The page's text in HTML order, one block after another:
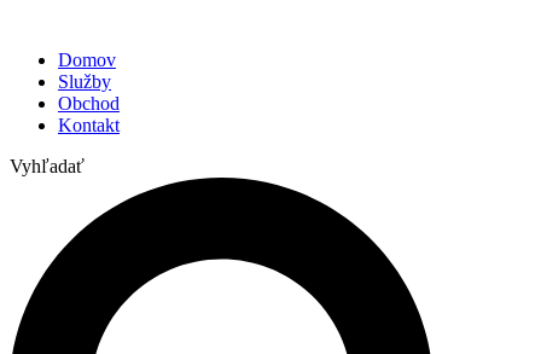
Domov
Služby
Obchod
Kontakt
Vyhľadať